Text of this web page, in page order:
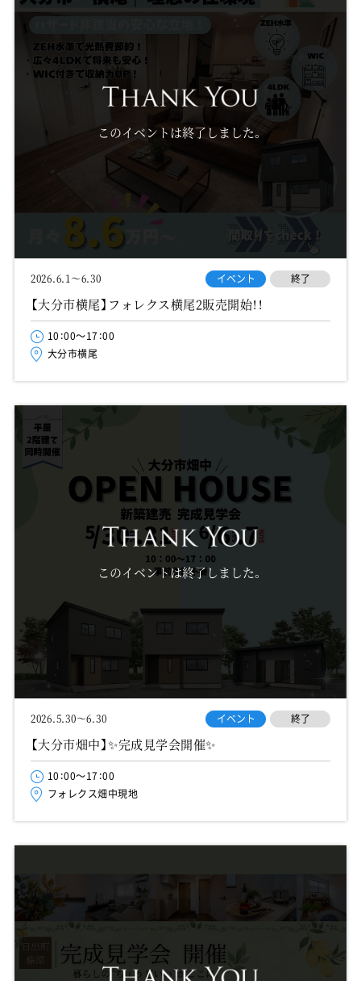
このイベントは終了しました。
2026.6.1～6.30 イベント 終了
【大分市横尾】フォレクス横尾2販売開始！！
10：00～17：00
大分市横尾
このイベントは終了しました。
2026.5.30～6.30 イベント 終了
【大分市畑中】✨完成見学会開催✨
10：00～17：00
フォレクス畑中現地